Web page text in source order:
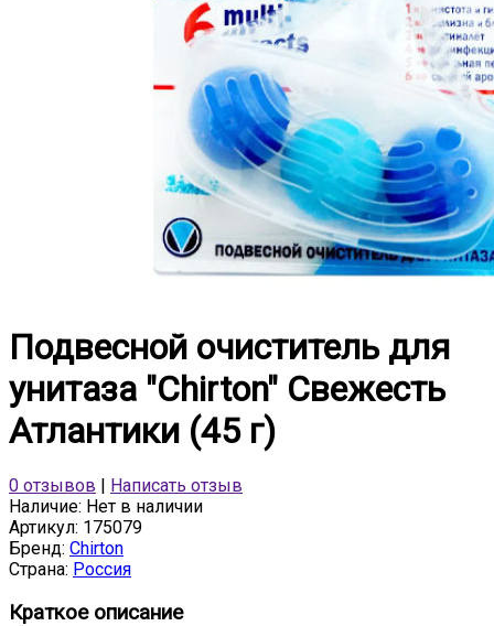
Подвесной очиститель для
унитаза "Chirton" Свежесть
Атлантики (45 г)
0 отзывов
Написать отзыв
Наличие: Нет в наличии
Артикул: 175079
Бренд: Chirton
Страна: Россия
Краткое описание